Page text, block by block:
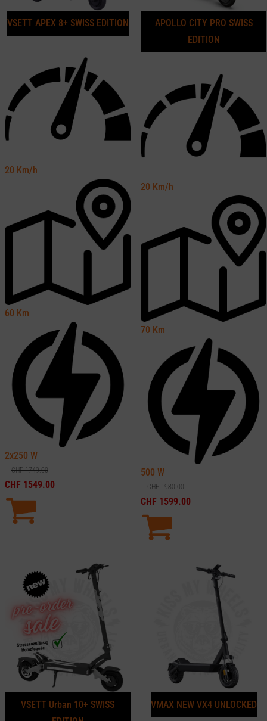
VSETT APEX 8+ SWISS EDITION
20 Km/h
60 Km
2x250 W
CHF1749.00
CHF 1549.00
APOLLO CITY PRO SWISS
EDITION
20 Km/h
70 Km
500 W
CHF1980.00
CHF 1599.00
VSETT Urban 10+ SWISS
VMAX NEW VX4 UNLOCKED